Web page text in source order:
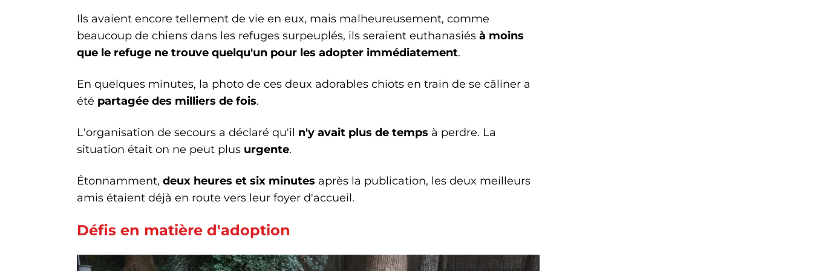
Ils avaient encore tellement de vie en eux, mais malheureusement, comme
beaucoup de chiens dans les refuges surpeuplés, ils seraient euthanasiés à moins
que le refuge ne trouve quelqu'un pour les adopter immédiatement.
En quelques minutes, la photo de ces deux adorables chiots en train de se câliner a
été partagée des milliers de fois.
L'organisation de secours a déclaré qu'il n'y avait plus de temps à perdre. La
situation était on ne peut plus urgente.
Étonnamment, deux heures et six minutes après la publication, les deux meilleurs
amis étaient déjà en route vers leur foyer d'accueil.
Défis en matière d'adoption